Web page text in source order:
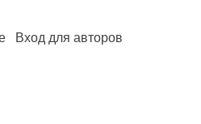
Вход для авторов